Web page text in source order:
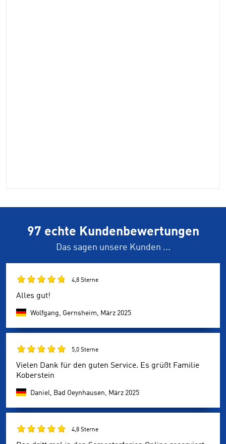
97 echte Kundenbewertungen
Das sagen unsere Kunden ...
4,8 Sterne
Alles gut!
Wolfgang, Gernsheim, März 2025
5,0 Sterne
Vielen Dank für den guten Service. Es grüßt Familie
Koberstein
Daniel, Bad Oeynhausen, März 2025
4,8 Sterne